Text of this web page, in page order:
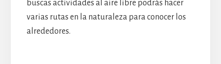
buscas actividades al aire libre podrás hacer
varias rutas en la naturaleza para conocer los
alrededores.